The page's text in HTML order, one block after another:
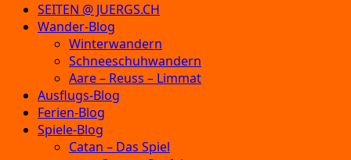
SEITEN @ JUERGS.CH
Wander-Blog
Winterwandern
Schneeschuhwandern
Aare – Reuss – Limmat
Ausflugs-Blog
Ferien-Blog
Spiele-Blog
Catan – Das Spiel